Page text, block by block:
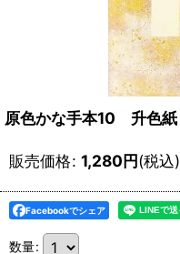
原色かな手本10 升色紙
販売価格: 1,280円(税込)
Facebookでシェア
数量: